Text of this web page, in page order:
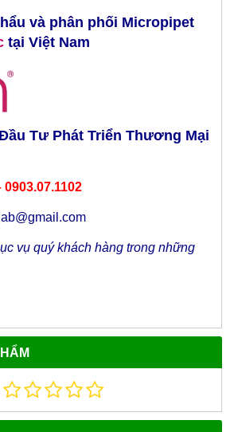
và phân phối Micropipet
tại Việt Nam
Tư Phát Triển Thương Mại
0903.07.1102
vụ quý khách hàng trong những